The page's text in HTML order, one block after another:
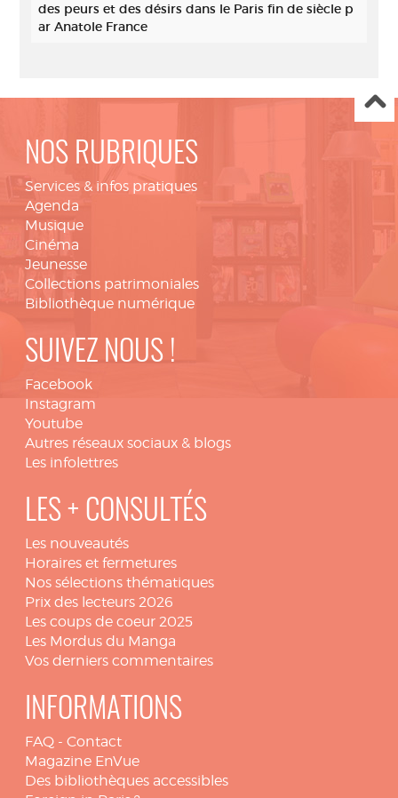
des peurs et des désirs dans le Paris fin de siècle p
ar Anatole France
NOS RUBRIQUES
Services & infos pratiques
Agenda
Musique
Cinéma
Jeunesse
Collections patrimoniales
Bibliothèque numérique
SUIVEZ NOUS !
Facebook
Instagram
Youtube
Autres réseaux sociaux & blogs
Les infolettres
LES + CONSULTÉS
Les nouveautés
Horaires et fermetures
Nos sélections thématiques
Prix des lecteurs 2026
Les coups de coeur 2025
Les Mordus du Manga
Vos derniers commentaires
INFORMATIONS
FAQ - Contact
Magazine EnVue
Des bibliothèques accessibles